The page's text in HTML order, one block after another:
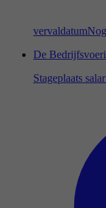
vervaldatum
De
Stageplaats